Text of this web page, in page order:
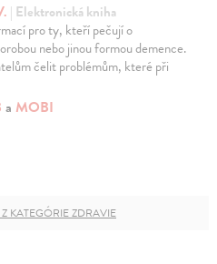
| Elektronická kniha
pro ty, kteří pečují o
nebo jinou formou demence.
čelit problémům, které při
a MOBI
KATEGÓRIE ZDRAVIE